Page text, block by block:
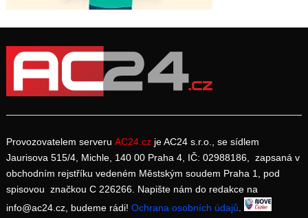
Provozovatelem serveru AC24.cz je AC24 s.r.o., se sídlem
Jaurisova 515/4, Michle, 140 00 Praha 4, IČ: 02988186, zapsaná v
obchodním rejstříku vedeném Městským soudem Praha 1, pod
spisovou značkou C 226266. Napište nám do redakce na
info@ac24.cz, budeme rádi! Ochrana osobních údajů.